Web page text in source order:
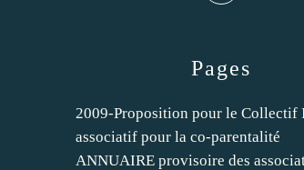
Pages
2009-Proposition pour le Collectif
associatif pour la co-parentalité
ANNUAIRE provisoire des